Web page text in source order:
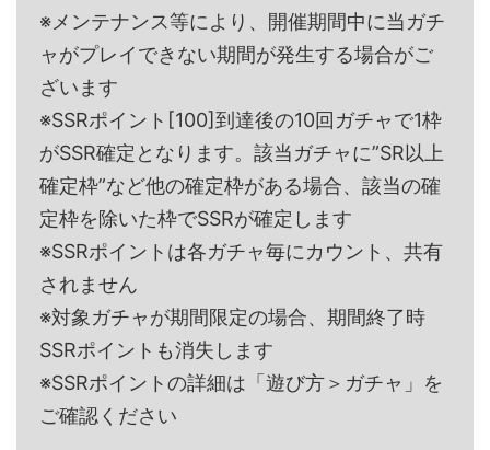
※メンテナンス等により、開催期間中に当ガチ
ャがプレイできない期間が発生する場合がご
ざいます
※SSRポイント[100]到達後の10回ガチャで1枠
がSSR確定となります。該当ガチャに”SR以上
確定枠”など他の確定枠がある場合、該当の確
定枠を除いた枠でSSRが確定します
※SSRポイントは各ガチャ毎にカウント、共有
されません
※対象ガチャが期間限定の場合、期間終了時
SSRポイントも消失します
※SSRポイントの詳細は「遊び方＞ガチャ」を
ご確認ください